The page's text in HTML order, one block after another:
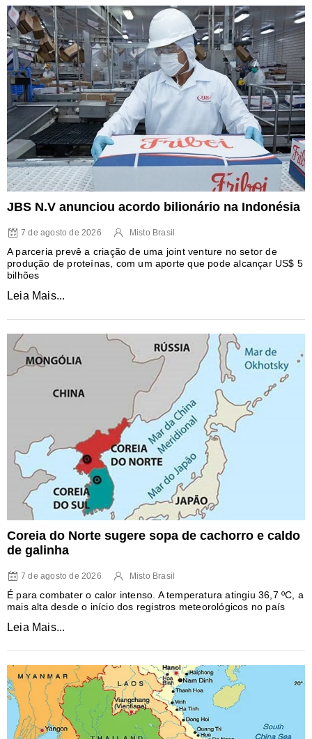
JBS N.V anunciou acordo bilionário na Indonésia
7 de agosto de 2026 Misto Brasil
A parceria prevê a criação de uma joint venture no setor de
produção de proteínas, com um aporte que pode alcançar US$ 5
bilhões
Leia Mais...
Coreia do Norte sugere sopa de cachorro e caldo
de galinha
7 de agosto de 2026 Misto Brasil
É para combater o calor intenso. A temperatura atingiu 36,7 ºC, a
mais alta desde o início dos registros meteorológicos no país
Leia Mais...